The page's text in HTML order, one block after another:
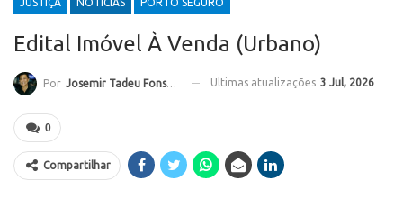
Edital Imóvel À Venda (Urbano)
Por Josemir Tadeu Fonseca Ultimas atualizações 3 Jul, 2026
0
Compartilhar